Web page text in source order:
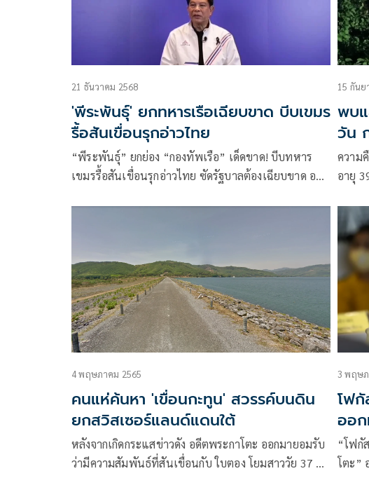
21 ธันวาคม 2568
'พีระพันธุ์' ยกทหารเรือเฉียบขาด บีบเขมร
รื้อสันเขื่อนรุกอ่าวไทย
“พีระพันธุ์” ยกย่อง “กองทัพเรือ” เด็ดขาด! บีบทหาร
เขมรรื้อสันเขื่อนรุกอ่าวไทย ซัดรัฐบาลต้องเฉียบขาด อย่า
15 กันย
พบ
วัน
ความ
อายุ
อาชี
4 พฤษภาคม 2565
คนแห่ค้นหา 'เขื่อนกะทูน' สวรรค์บนดิน
ยกสวิสเซอร์แลนด์แดนใต้
หลังจากเกิดกระแสข่าวดัง อดีตพระกาโตะ ออกมายอมรับ
ว่ามีความสัมพันธ์ที่สันเขื่อนกับ ใบตอง โยมสาววัย 37 ปี
3 พฤษ
โฟกั
ออก
“โฟกั
โตะ”